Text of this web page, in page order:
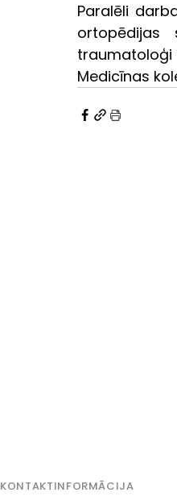
Paralēli
ortopēdijas
traumatoloģi
Medicīnas
KONTAKTINFORMĀCIJA